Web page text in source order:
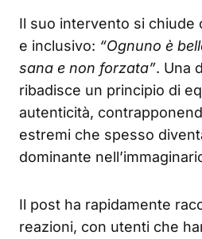
Il suo intervento si chiude
e inclusivo: “Ognuno è
sana e non forzata”. Una
ribadisce un principio di
autenticità,
estremi che spesso
dominante
Il post ha rapidamente
reazioni, con utenti che